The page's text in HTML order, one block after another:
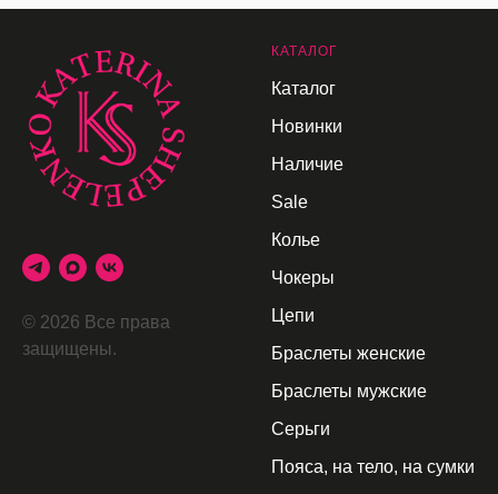
© 2026 Все права
защищены.
КАТАЛОГ
Каталог
Новинки
Наличие
Sale
Колье
Чокеры
Цепи
Браслеты женские
Браслеты мужские
Серьги
Пояса, на тело, на сумки